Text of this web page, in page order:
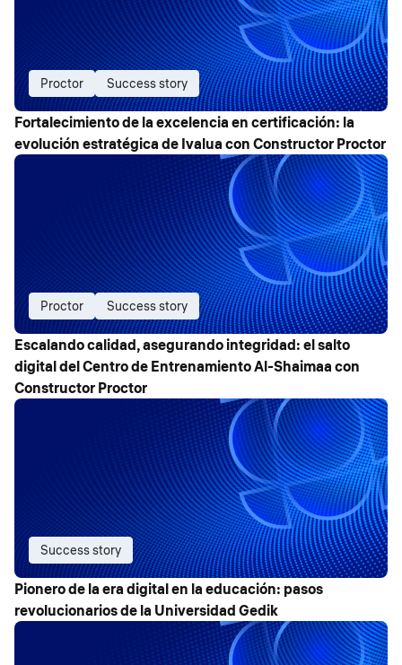
Proctor Success story
Fortalecimiento de la excelencia en certificación: la
evolución estratégica de Ivalua con Constructor Proctor
Proctor Success story
Escalando calidad, asegurando integridad: el salto
digital del Centro de Entrenamiento Al-Shaimaa con
Constructor Proctor
Success story
Pionero de la era digital en la educación: pasos
revolucionarios de la Universidad Gedik